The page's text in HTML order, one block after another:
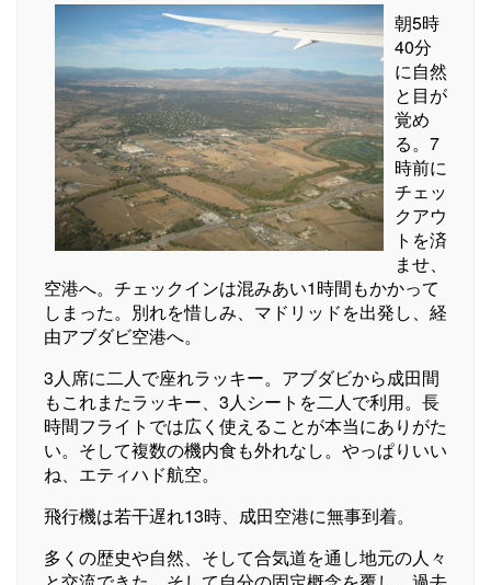
朝5時
40分
に自然
と目が
覚め
る。7
時前に
チェッ
クアウ
トを済
ませ、
空港へ。チェックインは混みあい1時間もかかって
しまった。別れを惜しみ、マドリッドを出発し、経
由アブダビ空港へ。
3人席に二人で座れラッキー。アブダビから成田間
もこれまたラッキー、3人シートを二人で利用。長
時間フライトでは広く使えることが本当にありがた
い。そして複数の機内食も外れなし。やっぱりいい
ね、エティハド航空。
飛行機は若干遅れ13時、成田空港に無事到着。
多くの歴史や自然、そして合気道を通し地元の人々